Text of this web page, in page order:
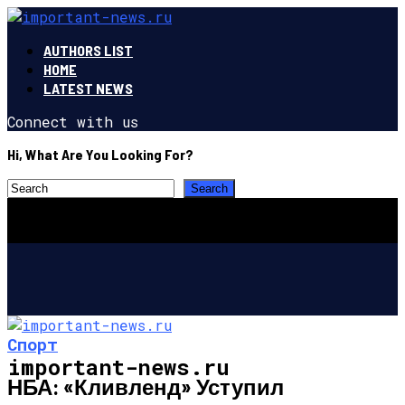
AUTHORS LIST
HOME
LATEST NEWS
Connect with us
Hi, What Are You Looking For?
important-news.ru
Спорт
НБА: «Кливленд» Уступил